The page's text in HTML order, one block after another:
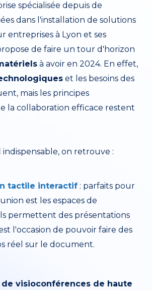
spécialisée depuis de
dans l'installation de solutions
entreprises à Lyon et ses
de faire un tour d'horizon
à avoir en 2024. En effet,
et les besoins des
mais les principes
la collaboration efficace restent
indispensable, on retrouve :
tactile interactif : parfaits pour
est les espaces de
permettent des présentations
l'occasion de pouvoir faire des
réel sur le document.
de visioconférences de haute